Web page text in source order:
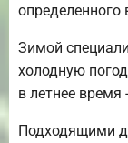
определенного
Зимой
холодную
в летнее
Подходящими